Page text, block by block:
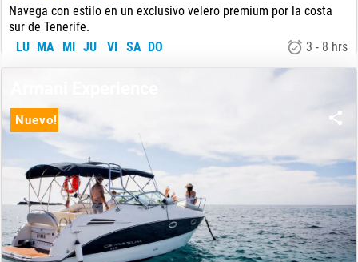
Navega con estilo en un exclusivo velero premium por la costa
sur de Tenerife.
LU MA MI JU VI SA DO 3 - 8 hrs
Nuevo!